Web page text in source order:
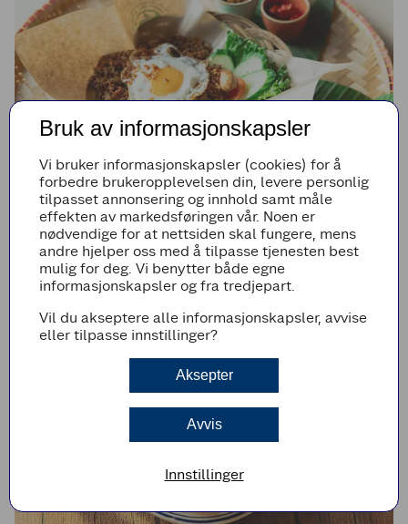
Boboko: Et resultat av jakten på ekte
indonesisk smak
Etter mange år på hver sin kant av verden innså Abdul og Julian én
ting. Uansett hvor de bodde, var én smak umulig å finne: den ekte
indonesiske street food-smaken de hadde vokst opp med.
Bruk av informasjonskapsler
Vi bruker informasjonskapsler (cookies) for å
forbedre brukeropplevelsen din, levere personlig
tilpasset annonsering og innhold samt måle
effekten av markedsføringen vår. Noen er
nødvendige for at nettsiden skal fungere, mens
andre hjelper oss med å tilpasse tjenesten best
mulig for deg. Vi benytter både egne
informasjonskapsler og fra tredjepart.
Vil du akseptere alle informasjonskapsler, avvise
eller tilpasse innstillinger?
Aksepter
Avvis
Innstillinger